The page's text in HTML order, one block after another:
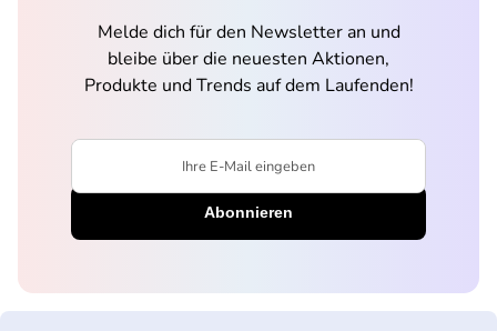
Melde dich für den Newsletter an und
bleibe über die neuesten Aktionen,
Produkte und Trends auf dem Laufenden!
Ihre E-Mail eingeben